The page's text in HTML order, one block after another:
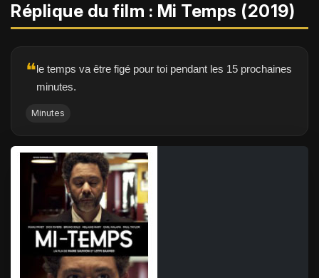
Réplique du film : Mi Temps (2019)
❝le temps va être figé pour toi pendant les 15 prochaines
minutes.
Minutes